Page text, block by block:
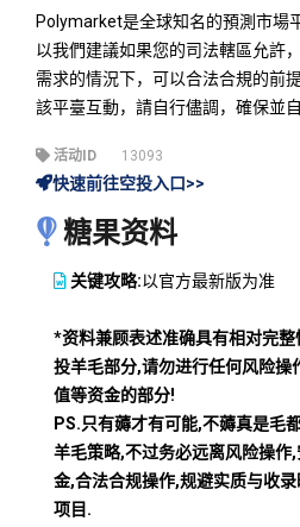
Polymarket是全球知名的預測市場
以我們建議如果您的司法轄區允許
需求的情況下，可以合法合規的前
該平臺互動，請自行儘調，確保並
活动ID 13093
快速前往空投入口>>
糖果资料
关键攻略:以官方最新版为准
*资料兼顾表述准确具有相对完
投羊毛部分,请勿进行任何风险操
值等资金的部分!
PS.只有薅才有可能,不薅真是毛
羊毛策略,不过务必远离风险操作
金,合法合规操作,规避实质与收
项目.